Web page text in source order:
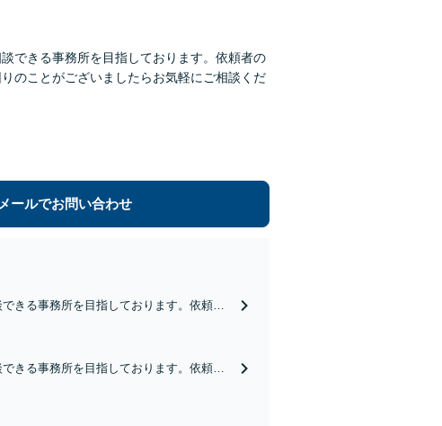
できる事務所を目指しております。依頼者の
のことがございましたらお気軽にご相談くだ
メールでお問い合わせ
きる事務所を目指しております。依頼者
きる事務所を目指しております。依頼者